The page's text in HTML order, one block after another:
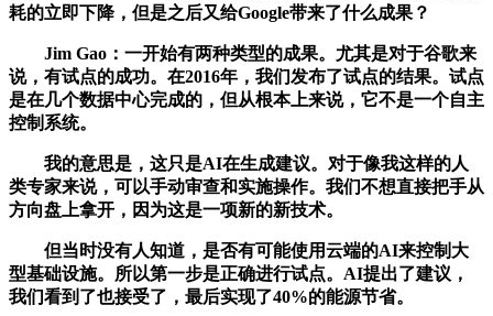
耗的立即下降，但是之后又给Google带来了什么成果？
Jim Gao：一开始有两种类型的成果。尤其是对于谷歌来
说，有试点的成功。在2016年，我们发布了试点的结果。试点
是在几个数据中心完成的，但从根本上来说，它不是一个自主
控制系统。
我的意思是，这只是AI在生成建议。对于像我这样的人
类专家来说，可以手动审查和实施操作。我们不想直接把手从
方向盘上拿开，因为这是一项新的新技术。
但当时没有人知道，是否有可能使用云端的AI来控制大
型基础设施。所以第一步是正确进行试点。AI提出了建议，
我们看到了也接受了，最后实现了40%的能源节省。